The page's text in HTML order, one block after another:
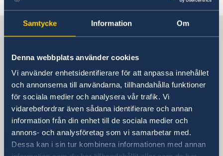
Samtycke Information Om
Denna webbplats använder cookies
Vi använder enhetsidentifierare för att anpassa innehållet
och annonserna till användarna, tillhandahålla funktioner
för sociala medier och analysera vår trafik. Vi
vidarebefordrar även sådana identifierare och annan
information från din enhet till de sociala medier och
annons- och analysföretag som vi samarbetar med.
Dessa kan i sin tur kombinera informationen med annan
Sverige i Spanien
Sveriges ambassad
Besöksadress
Calle Caracas, 25
Madrid
Postadress
Embajada de Suecia
Calle Caracas, 25